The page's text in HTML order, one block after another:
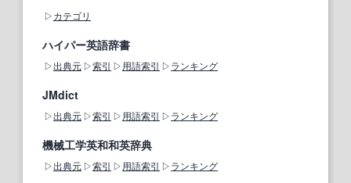
カテゴリ
ハイパー英語辞書
出典元 索引 用語索引 ランキング
JMdict
出典元 索引 用語索引 ランキング
機械工学英和和英辞典
出典元 索引 用語索引 ランキング